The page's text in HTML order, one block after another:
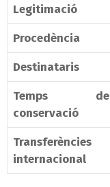
Legitimació
Procedència
Destinataris
Temps de
conservació
Transferències
internacional